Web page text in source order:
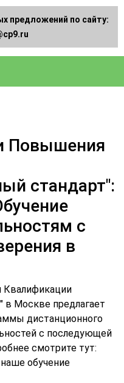
Повышения
стандарт":
с
в
в Москве предлагает
дистанционного
с последующей
смотрите тут:
обучение
предложений по сайту: